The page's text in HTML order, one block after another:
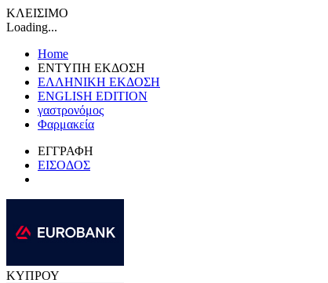
ΚΛΕΙΣΙΜΟ
Loading...
Home
ΕΝΤΥΠΗ ΕΚΔΟΣΗ
ΕΛΛΗΝΙΚΗ ΕΚΔΟΣΗ
ENGLISH EDITION
γαστρονόμος
Φαρμακεία
ΕΓΓΡΑΦΗ
ΕΙΣΟΔΟΣ
ΚΥΠΡΟΥ